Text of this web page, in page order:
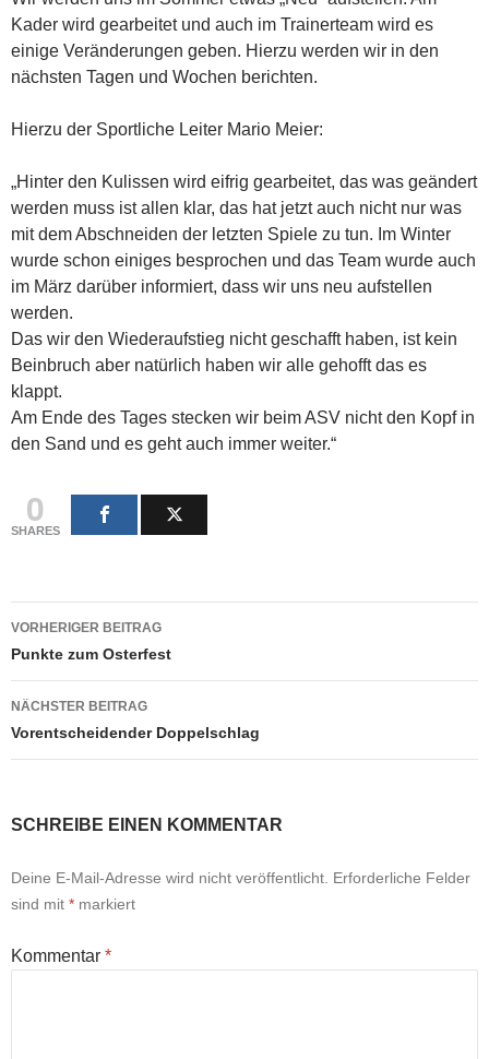
Kader wird gearbeitet und auch im Trainerteam wird es
einige Veränderungen geben. Hierzu werden wir in den
nächsten Tagen und Wochen berichten.
Hierzu der Sportliche Leiter Mario Meier:
„Hinter den Kulissen wird eifrig gearbeitet, das was geändert
werden muss ist allen klar, das hat jetzt auch nicht nur was
mit dem Abschneiden der letzten Spiele zu tun. Im Winter
wurde schon einiges besprochen und das Team wurde auch
im März darüber informiert, dass wir uns neu aufstellen
werden.
Das wir den Wiederaufstieg nicht geschafft haben, ist kein
Beinbruch aber natürlich haben wir alle gehofft das es
klappt.
Am Ende des Tages stecken wir beim ASV nicht den Kopf in
den Sand und es geht auch immer weiter.“
0
SHARES
Beitragsnavigation
VORHERIGER BEITRAG
Punkte zum Osterfest
NÄCHSTER BEITRAG
Vorentscheidender Doppelschlag
SCHREIBE EINEN KOMMENTAR
Deine E-Mail-Adresse wird nicht veröffentlicht. Erforderliche Felder
sind mit * markiert
Kommentar *